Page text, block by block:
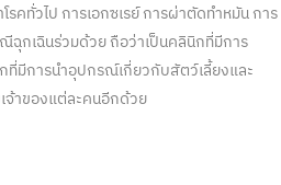
คทั่วไป การเอกซเรย์ การผ่าตัดทำหมัน การ
ฉุกเฉินร่วมด้วย ถือว่าเป็นคลินิกที่มีการ
ที่มีการนำอุปกรณ์เกี่ยวกับสัตว์เลี้ยงและ
จ้าของแต่ละคนอีกด้วย